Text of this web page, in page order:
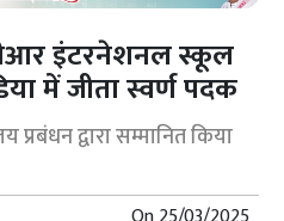
इंटरनेशनल स्कूल
में जीता स्वर्ण पदक
प्रबंधन द्वारा सम्मानित किया